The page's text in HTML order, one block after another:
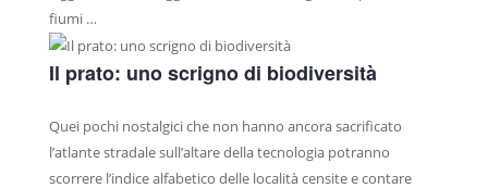
RASSEGNA STAMPA
PUBBLICAZIONI
BLOG
fiumi …
Il prato: uno scrigno di biodiversità
Quei pochi nostalgici che non hanno ancora sacrificato
l’atlante stradale sull’altare della tecnologia potranno
scorrere l’indice alfabetico delle località censite e contare